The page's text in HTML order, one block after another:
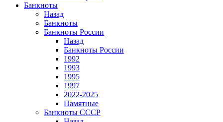
Банкноты
Назад
Банкноты
Банкноты России
Назад
Банкноты России
1992
1993
1995
1997
2022-2025
Памятные
Банкноты СССР